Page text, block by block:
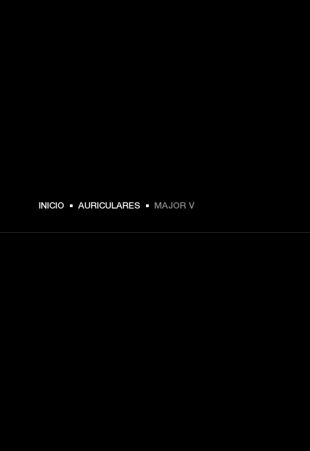
INICIO AURICULARES MAJOR V